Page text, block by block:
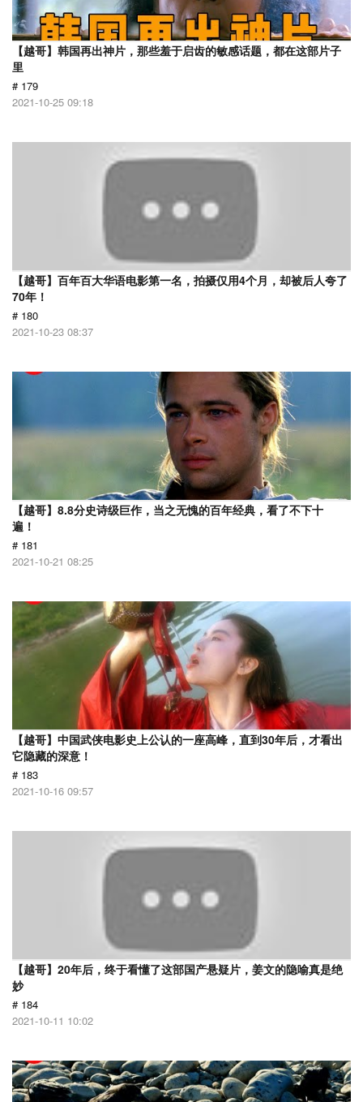
【越哥】韩国再出神片，那些羞于启齿的敏感话题，都在这部片子
里
# 179
2021-10-25 09:18
【越哥】百年百大华语电影第一名，拍摄仅用4个月，却被后人夸了
70年！
# 180
2021-10-23 08:37
【越哥】8.8分史诗级巨作，当之无愧的百年经典，看了不下十
遍！
# 181
2021-10-21 08:25
【越哥】中国武侠电影史上公认的一座高峰，直到30年后，才看出
它隐藏的深意！
# 183
2021-10-16 09:57
【越哥】20年后，终于看懂了这部国产悬疑片，姜文的隐喻真是绝
妙
# 184
2021-10-11 10:02